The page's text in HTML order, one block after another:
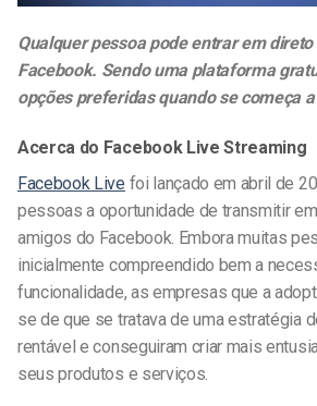
Qualquer pessoa pode entrar em
Facebook. Sendo uma plataforma
opções preferidas quando se começa
Acerca do Facebook Live Streaming
Facebook Live foi lançado em abril de
pessoas a oportunidade de transmitir
amigos do Facebook. Embora muitas
inicialmente compreendido bem a
funcionalidade, as empresas que a
se de que se tratava de uma estratégia
rentável e conseguiram criar mais
seus produtos e serviços.